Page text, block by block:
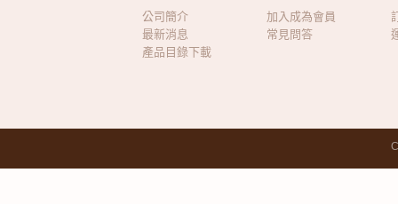
公司簡介
最新消息
產品目錄下載
加入成為會員
常見問答